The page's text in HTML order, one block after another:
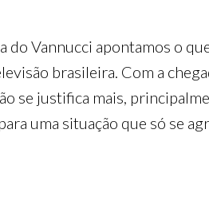
Vannucci apontamos o
brasileira. Com a
se justifica mais,
uma situação que só se